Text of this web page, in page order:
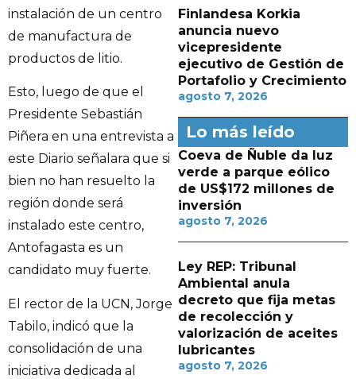
instalación de un centro
de manufactura de
productos de litio.
Esto, luego de que el
Presidente Sebastián
Piñera en una entrevista a
este Diario señalara que si
bien no han resuelto la
región donde será
instalado este centro,
Antofagasta es un
candidato muy fuerte.
El rector de la UCN, Jorge
Tabilo, indicó que la
consolidación de una
iniciativa dedicada al
Finlandesa Korkia
anuncia nuevo
vicepresidente
ejecutivo de Gestión de
Portafolio y Crecimiento
agosto 7, 2026
Lo más leído
Coeva de Ñuble da luz
verde a parque eólico
de US$172 millones de
inversión
agosto 7, 2026
Ley REP: Tribunal
Ambiental anula
decreto que fija metas
de recolección y
valorización de aceites
lubricantes
agosto 7, 2026